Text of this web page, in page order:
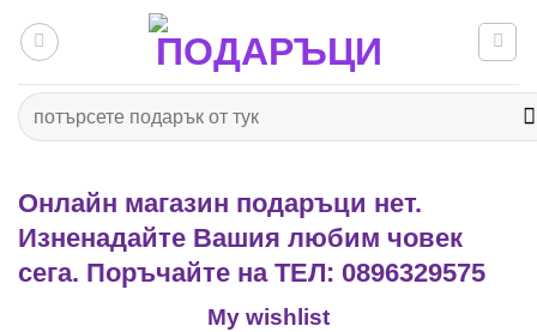
съдържанието
Търсене
за:
Онлайн магазин подаръци нет.
Изненадайте Вашия любим човек
сега. Поръчайте на ТЕЛ: 0896329575
My wishlist